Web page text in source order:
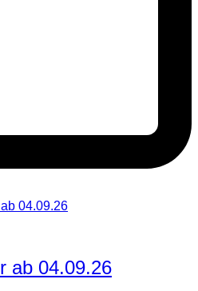
ab 04.09.26